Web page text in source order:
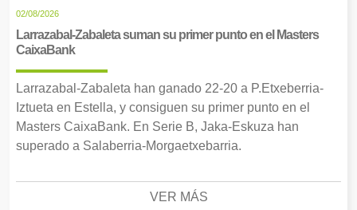
02/08/2026
Larrazabal-Zabaleta suman su primer punto en el Masters
CaixaBank
Larrazabal-Zabaleta han ganado 22-20 a P.Etxeberria-
Iztueta en Estella, y consiguen su primer punto en el
Masters CaixaBank. En Serie B, Jaka-Eskuza han
superado a Salaberria-Morgaetxebarria.
VER MÁS